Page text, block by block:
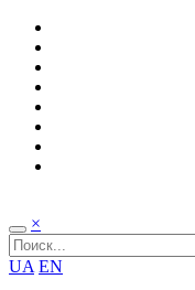
×
UA EN